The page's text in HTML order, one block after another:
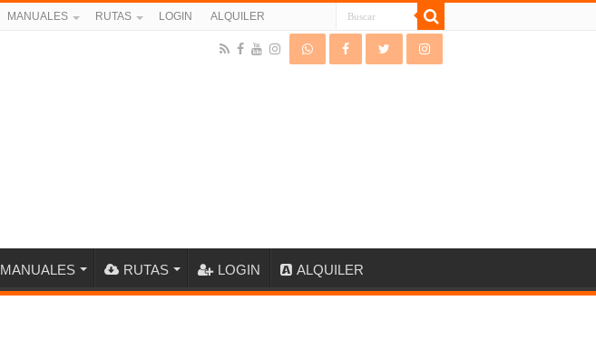
MANUALES RUTAS LOGIN ALQUILER
MANUALES RUTAS LOGIN ALQUILER